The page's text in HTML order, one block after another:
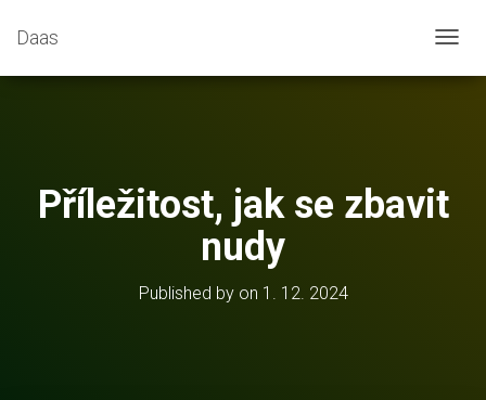
Daas
O
A
V
Příležitost, jak se zbavit
nudy
Published by on 1. 12. 2024